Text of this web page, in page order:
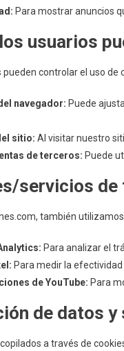
Para mostrar anuncios
usuarios
pueden controlar el uso
navegador: Puede
sitio: Al visitar nuestro
de terceros: Puede
servicios de
también
Para analizar el
Para medir la
de YouTube: Para
de datos y
a través de